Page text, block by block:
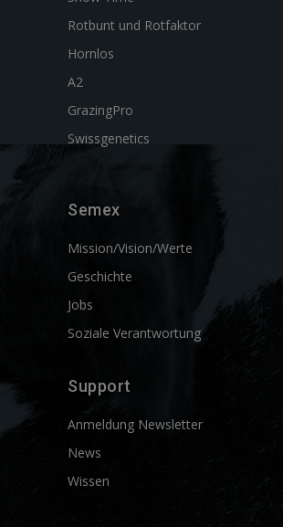
Rotbunt und Rotfaktor
Hornlos
A2
GrazingPro
Swissgenetics
Semex
Mission/Vision/Werte
Geschichte
Jobs
Soziale Verantwortung
Support
Anmeldung Newsletter
News
Wissen